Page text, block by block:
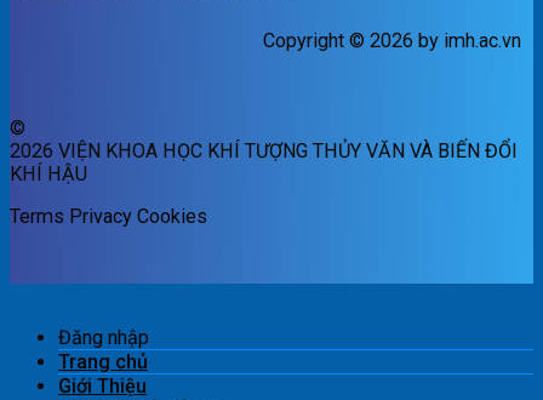
Copyright © 2026 by imh.ac.vn
©
2026 VIỆN KHOA HỌC KHÍ TƯỢNG THỦY VĂN VÀ BIẾN ĐỔI
KHÍ HẬU
Terms Privacy Cookies
Đăng nhập
Trang chủ
Giới Thiệu